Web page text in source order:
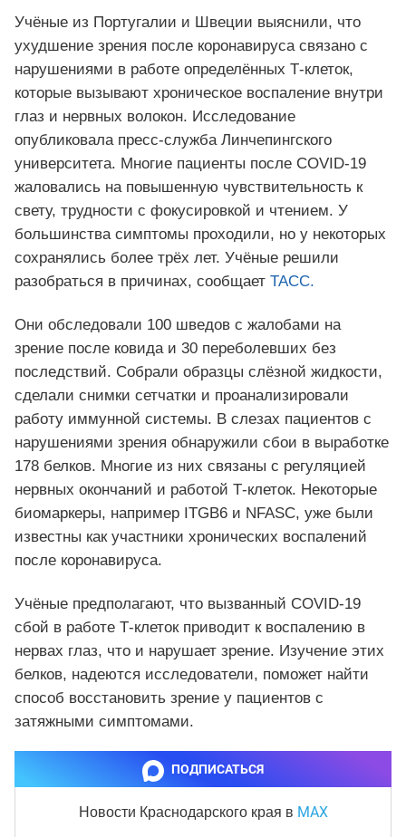
Учёные из Португалии и Швеции выяснили, что
ухудшение зрения после коронавируса связано с
нарушениями в работе определённых Т-клеток,
которые вызывают хроническое воспаление внутри
глаз и нервных волокон. Исследование
опубликовала пресс-служба Линчепингского
университета. Многие пациенты после COVID-19
жаловались на повышенную чувствительность к
свету, трудности с фокусировкой и чтением. У
большинства симптомы проходили, но у некоторых
сохранялись более трёх лет. Учёные решили
разобраться в причинах, сообщает ТАСС.
Они обследовали 100 шведов с жалобами на
зрение после ковида и 30 переболевших без
последствий. Собрали образцы слёзной жидкости,
сделали снимки сетчатки и проанализировали
работу иммунной системы. В слезах пациентов с
нарушениями зрения обнаружили сбои в выработке
178 белков. Многие из них связаны с регуляцией
нервных окончаний и работой Т-клеток. Некоторые
биомаркеры, например ITGB6 и NFASC, уже были
известны как участники хронических воспалений
после коронавируса.
Учёные предполагают, что вызванный COVID-19
сбой в работе Т-клеток приводит к воспалению в
нервах глаз, что и нарушает зрение. Изучение этих
белков, надеются исследователи, поможет найти
способ восстановить зрение у пациентов с
затяжными симптомами.
ПОДПИСАТЬСЯ
Новости Краснодарского края в MAX